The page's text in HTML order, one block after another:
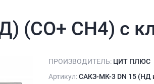
(СО+ СН4) с
ПРОИЗВОДИТЕЛЬ: ЦИТ ПЛЮС
Артикул:САКЗ-МК-3 DN 15 (НД